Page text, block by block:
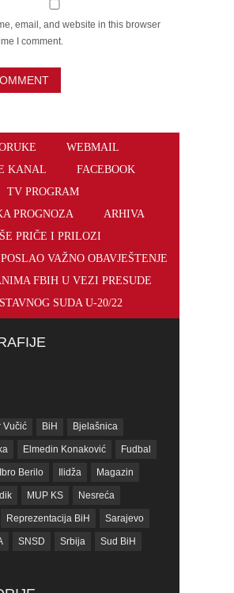
email, and website in this browser
I comment.
WEBMAIL
KANAL
FACEBOOK
TV PROGRAM
PROGNOZA
ARHIVA
PRIČE I PRILOZI
VAŽNO OBAVJEŠTENJE
FBIH U VEZI PRESUDE
SUDA U-20/22
Vučić BiH Bjelašnica
Elmedin Konaković Fudbal
Ibro Berilo Ilidža Magazin
MUP KS Nesreća
Reprezentacija BiH Sarajevo
SNSD Srbija Sud BiH
ubistvo